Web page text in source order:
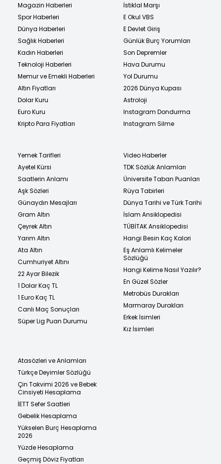
Magazin Haberleri
Spor Haberleri
Dünya Haberleri
Sağlık Haberleri
Kadın Haberleri
Teknoloji Haberleri
Memur ve Emekli Haberleri
Altın Fiyatları
Dolar Kuru
Euro Kuru
Kripto Para Fiyatları
İstiklal Marşı
E Okul VBS
E Devlet Giriş
Günlük Burç Yorumları
Son Depremler
Hava Durumu
Yol Durumu
2026 Dünya Kupası
Astroloji
Instagram Dondurma
Instagram Silme
Yemek Tarifleri
Ayetel Kürsi
Saatlerin Anlamı
Aşk Sözleri
Günaydın Mesajları
Gram Altın
Çeyrek Altın
Yarım Altın
Ata Altın
Cumhuriyet Altını
22 Ayar Bilezik
1 Dolar Kaç TL
1 Euro Kaç TL
Canlı Maç Sonuçları
Süper Lig Puan Durumu
Video Haberler
TDK Sözlük Anlamları
Üniversite Taban Puanları
Rüya Tabirleri
Dünya Tarihi ve Türk Tarihi
İslam Ansiklopedisi
TÜBİTAK Ansiklopedisi
Hangi Besin Kaç Kalori
Eş Anlamlı Kelimeler
Sözlüğü
Hangi Kelime Nasıl Yazılır?
En Güzel Sözler
Metrobüs Durakları
Marmaray Durakları
Erkek İsimleri
Kız İsimleri
Atasözleri ve Anlamları
Türkçe Deyimler Sözlüğü
Çin Takvimi 2026 ve Bebek
Cinsiyeti Hesaplama
İETT Sefer Saatleri
Gebelik Hesaplama
Yükselen Burç Hesaplama
2026
Yüzde Hesaplama
Geçmiş Döviz Fiyatları